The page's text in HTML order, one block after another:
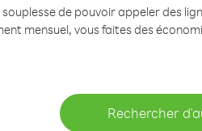
de pouvoir appeler des
mensuel, vous faites des
Rechercher